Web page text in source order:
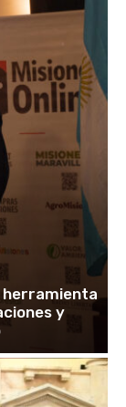
herramienta
y